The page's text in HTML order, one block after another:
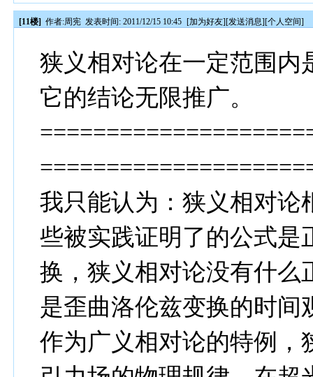
[11楼] 作者:周宪 发表时间: 2011/12/15 10:45 [加为好友][发送消息][个人空间]
狭义相对论在一定范围内
它的结论无限推广。
我只能认为：狭义相对论
些被实践证明了的公式是
换，狭义相对论没有什么
是歪曲洛伦兹变换的时间
作为广义相对论的特例，